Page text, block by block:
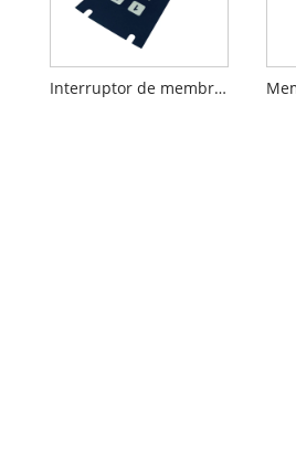
Interruptor de membrana no táctil impermeable